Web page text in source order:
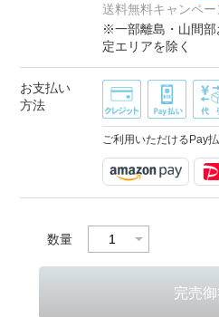
送料無料キャンペー
※一部離島・山間部
定エリアを除く
お支払い
方法
ご利用いただけるPay
数量